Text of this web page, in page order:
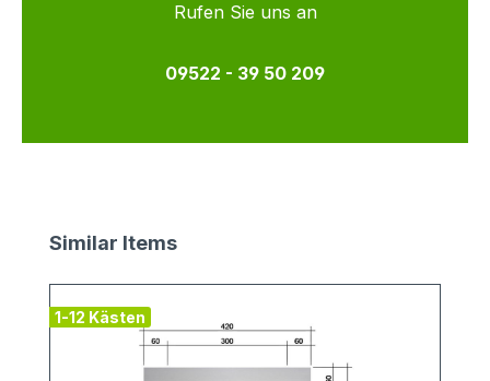
Rufen Sie uns an
09522 - 39 50 209
Produktgalerie überspringen
Similar Items
1-12 Kästen